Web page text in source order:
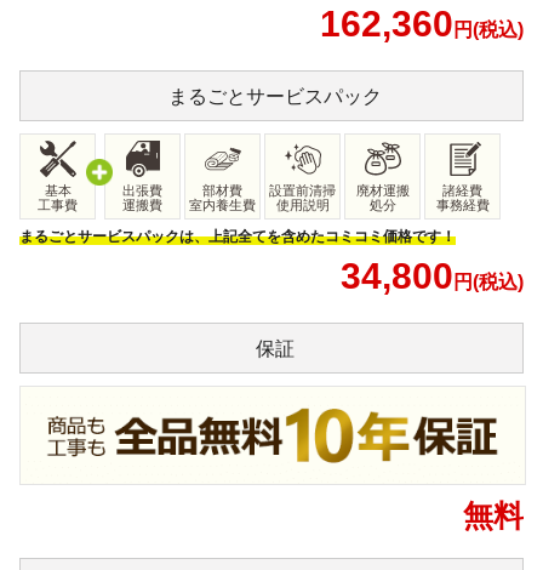
162,360 円(税込)
まるごとサービスパック
基本
工事費
出張費
運搬費
部材費
室内養生費
設置前清掃
使用説明
廃材運搬
処分
諸経費
事務経費
まるごとサービスパックは、上記全てを含めたコミコミ価格です！
34,800 円(税込)
保証
無料